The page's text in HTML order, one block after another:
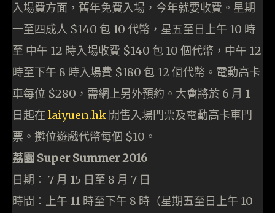
入場費方面，舊年免費入場，今年就要收費。星期
一至四成人 $140 包 10 代幣，星五至日上午 10 時
至 中午 12 時入場收費 $140 包 10 個代幣，中午 12
時至下午 8 時入場費 $180 包 12 個代幣。電動高卡
車每位 $280，需網上另外預約。大會將於 6 月 1
日起在 laiyuen.hk 開售入場門票及電動高卡車門
票。攤位遊戲代幣每個 $10。
荔園 Super Summer 2016
日期： 7 月 15 日至 8 月 7 日
時間：上午 11 時至下午 8 時（星期五至日上午 10